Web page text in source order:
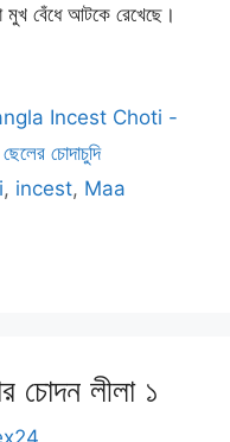
মুখ বেঁধে আটকে রেখেছে।
Incest Choti -
চোদাচুদি
, incest, Maa
লীলা ১